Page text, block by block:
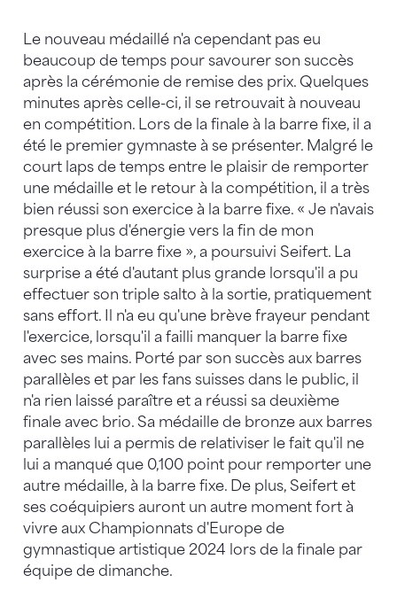
Le nouveau médaillé n'a cependant pas eu
beaucoup de temps pour savourer son succès
après la cérémonie de remise des prix. Quelques
minutes après celle-ci, il se retrouvait à nouveau
en compétition. Lors de la finale à la barre fixe, il a
été le premier gymnaste à se présenter. Malgré le
court laps de temps entre le plaisir de remporter
une médaille et le retour à la compétition, il a très
bien réussi son exercice à la barre fixe. « Je n'avais
presque plus d'énergie vers la fin de mon
exercice à la barre fixe », a poursuivi Seifert. La
surprise a été d'autant plus grande lorsqu'il a pu
effectuer son triple salto à la sortie, pratiquement
sans effort. Il n'a eu qu'une brève frayeur pendant
l'exercice, lorsqu'il a failli manquer la barre fixe
avec ses mains. Porté par son succès aux barres
parallèles et par les fans suisses dans le public, il
n'a rien laissé paraître et a réussi sa deuxième
finale avec brio. Sa médaille de bronze aux barres
parallèles lui a permis de relativiser le fait qu'il ne
lui a manqué que 0,100 point pour remporter une
autre médaille, à la barre fixe. De plus, Seifert et
ses coéquipiers auront un autre moment fort à
vivre aux Championnats d'Europe de
gymnastique artistique 2024 lors de la finale par
équipe de dimanche.